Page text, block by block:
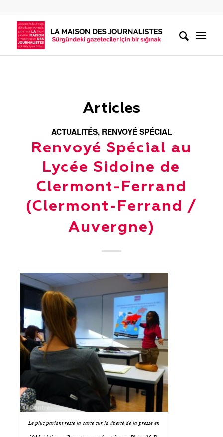
Articles
ACTUALITÉS, RENVOYÉ SPÉCIAL
Renvoyé Spécial au
Lycée Sidoine de
Clermont-Ferrand
(Clermont-Ferrand /
Auvergne)
Le plus parlant reste la carte sur la liberté de la presse en